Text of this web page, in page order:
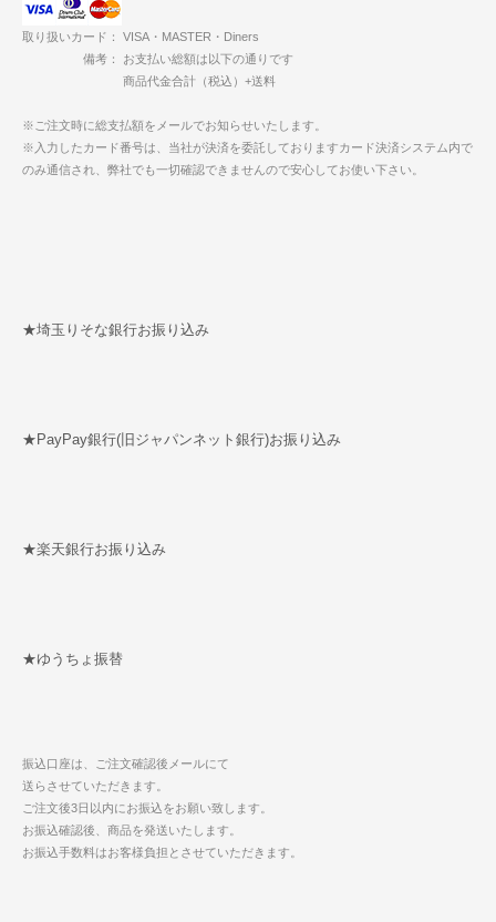
取り扱いカード： VISA・MASTER・Diners
備考： お支払い総額は以下の通りです
商品代金合計（税込）+送料
※ご注文時に総支払額をメールでお知らせいたします。
※入力したカード番号は、当社が決済を委託しておりますカード決済システム内で
のみ通信され、弊社でも一切確認できませんので安心してお使い下さい。
★埼玉りそな銀行お振り込み
★PayPay銀行(旧ジャパンネット銀行)お振り込み
★楽天銀行お振り込み
★ゆうちょ振替
振込口座は、ご注文確認後メールにて
送らさせていただきます。
ご注文後3日以内にお振込をお願い致します。
お振込確認後、商品を発送いたします。
お振込手数料はお客様負担とさせていただきます。